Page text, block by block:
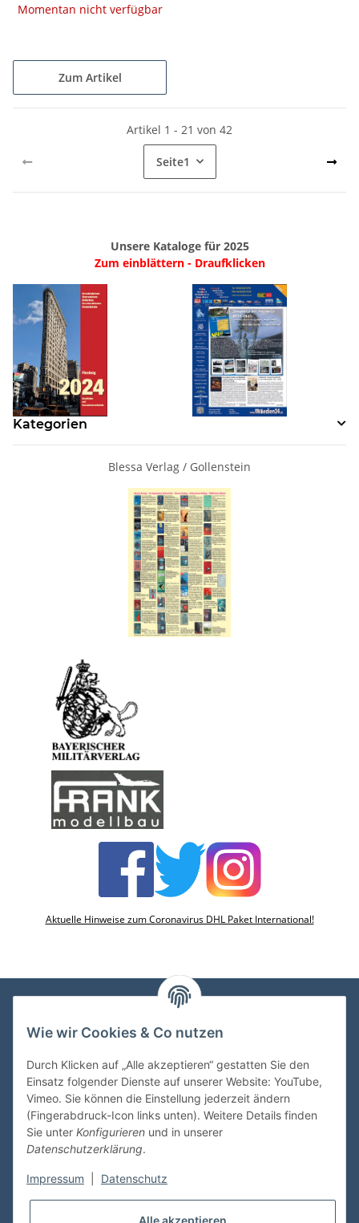
Momentan nicht verfügbar
Zum Artikel
Artikel 1 - 21 von 42
Seite1
Unsere Kataloge für 2025
Zum einblättern - Draufklicken
Kategorien
Blessa Verlag / Gollenstein
Aktuelle Hinweise zum Coronavirus DHL Paket International!
VDMedien24.de
Kasernenstraße 6-10
66482 Zweibrücken
Tel. 06332 72710
eMail: heinz.nickel@vdmedien.de
Wie wir Cookies & Co nutzen
Durch Klicken auf „Alle akzeptieren“ gestatten Sie den
Einsatz folgender Dienste auf unserer Website: YouTube,
Vimeo. Sie können die Einstellung jederzeit ändern
(Fingerabdruck-Icon links unten). Weitere Details finden
Sie unter Konfigurieren und in unserer
Datenschutzerklärung.
Impressum Datenschutz
Alle akzeptieren